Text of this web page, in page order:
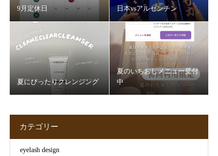
9月定休日 日本vsアルゼンチン
夏にぴったりクレンジング
夏のいちおしメニュー受付
中
カテゴリー
eyelash design